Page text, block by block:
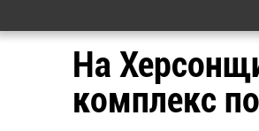
На
комплекс